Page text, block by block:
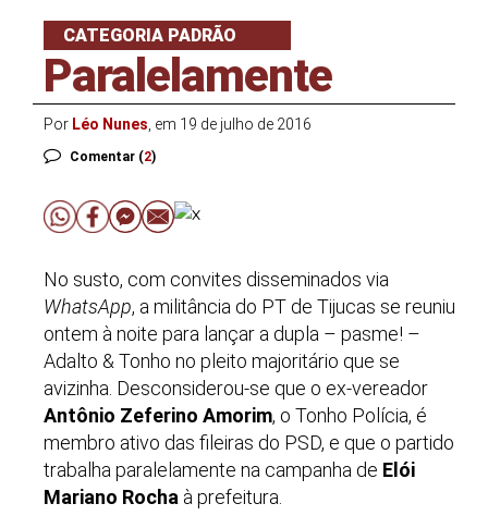
CATEGORIA PADRÃO
Paralelamente
Por Léo Nunes , em 19 de julho de 2016
Comentar (2)
No susto, com convites disseminados via
WhatsApp, a militância do PT de Tijucas se reuniu
ontem à noite para lançar a dupla – pasme! –
Adalto & Tonho no pleito majoritário que se
avizinha. Desconsiderou-se que o ex-vereador
Antônio Zeferino Amorim, o Tonho Polícia, é
membro ativo das fileiras do PSD, e que o partido
trabalha paralelamente na campanha de Elói
Mariano Rocha à prefeitura.